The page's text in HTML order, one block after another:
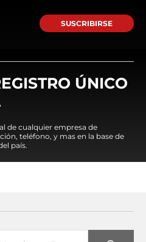
SUSCRIBIRSE
ÚNICO
de cualquier empresa de
teléfono, y mas en la base de
país.